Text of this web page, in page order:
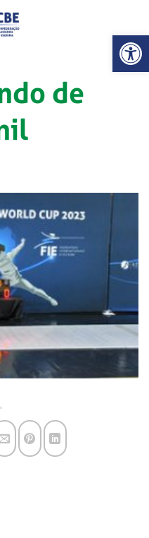
Abrir
de